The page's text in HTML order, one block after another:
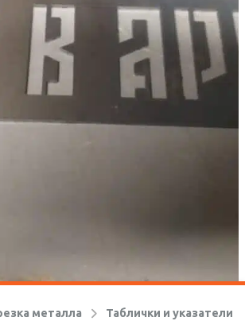
металла Таблички и указатели